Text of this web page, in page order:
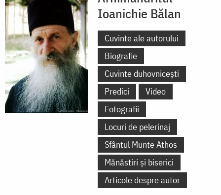
Ioanichie Bălan
Cuvinte ale autorului
Biografie
Cuvinte duhovnicești
Predici
Video
Fotografii
Locuri de pelerinaj
Sfântul Munte Athos
Mănăstiri și biserici
Articole despre autor